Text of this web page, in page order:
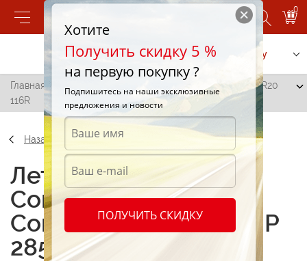
0
Позвонить Заказать услугу
Главная /
Continental ContiCrossContact UHP 285/50 R20
116R
Назад
Летние шины
Continental
ContiCrossContact UHP
285/50 R20 116R
Хотите
Получить скидку 5 %
на первую покупку ?
Подпишитесь на наши эксклюзивные
предложения и новости
ПОЛУЧИТЬ СКИДКУ